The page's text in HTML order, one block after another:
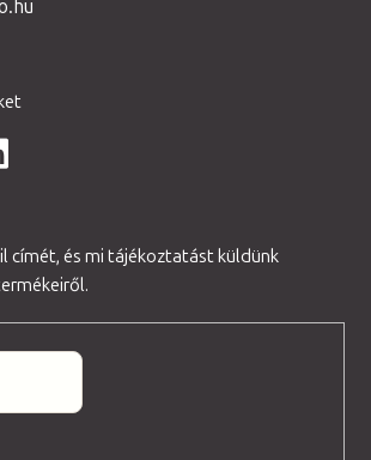
címét, és mi tájékoztatást küldünk